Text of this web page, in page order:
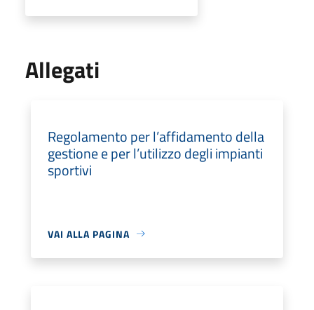
Allegati
Regolamento per l’affidamento della
gestione e per l’utilizzo degli impianti
sportivi
VAI ALLA PAGINA